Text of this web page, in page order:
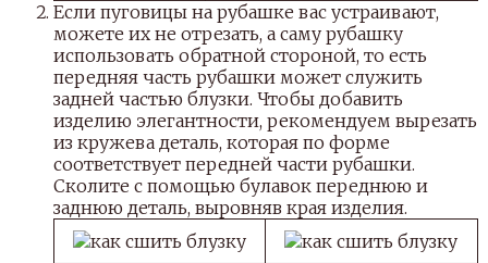
Если пуговицы на рубашке вас устраивают,
можете их не отрезать, а саму рубашку
использовать обратной стороной, то есть
передняя часть рубашки может служить
задней частью блузки. Чтобы добавить
изделию элегантности, рекомендуем вырезать
из кружева деталь, которая по форме
соответствует передней части рубашки.
Сколите с помощью булавок переднюю и
заднюю деталь, выровняв края изделия.